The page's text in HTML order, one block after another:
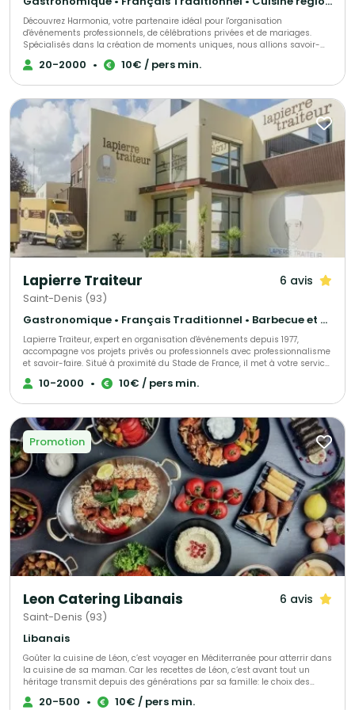
Découvrez Harmonia, votre partenaire idéal pour l'organisation
d'événements professionnels, de célébrations privées et de mariages.
Spécialisés dans la création de moments uniques, nous allions savoir-
faire artisanal et créativité pour donner vie à vos projets, en nous
adaptant à toutes vos exigences. Nos prestations incluent : - Repas à
alimentaires et demandes originales. Pourquoi choisir Harmonia pour
votre événement ? - Des produits bruts, ultra-frais et sélectionnés avec
exigence, transformés directement dans nos cuisines, - Une approche
sur-mesure pour garantir une expérience mémorable, - Un
accompagnement dédié tout au long de votre projet. Faites de votre
événement un moment inoubliable avec Harmonia : la satisfaction de vos
invités est notre priorité absolue.
20-2000 • 10€ / pers min.
Lapierre Traiteur 6 avis
Saint-Denis (93)
Gastronomique • Français Traditionnel • Barbecue et grillades
Lapierre Traiteur, expert en organisation d'événements depuis 1977,
accompagne vos projets privés ou professionnels avec professionnalisme
et savoir-faire. Situé à proximité du Stade de France, il met à votre service
une cuisine traditionnelle et d'exception, élaborée à partir de produits frais
et locaux. Grâce à une équipe de collaborateurs expérimentés, Lapierre
sociales.
10-2000 • 10€ / pers min.
Promotion
Leon Catering Libanais 6 avis
Saint-Denis (93)
Libanais
Goûter la cuisine de Léon, c’est voyager en Méditerranée pour atterrir dans
la cuisine de sa maman. Car les recettes de Léon, c‘est avant tout un
héritage transmit depuis des générations par sa famille: le choix des
ingrédients, la patience de laisser mijoter et surtout, la passion et l‘amour
du bien manger ! Ce que Leon propose, c‘est une cuisine familiale, des
20-500 • 10€ / pers min.